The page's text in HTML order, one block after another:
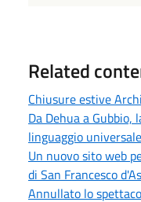
Related
Chiusure estive
Da Dehua a Gubbio,
linguaggio
Un nuovo sito web
di San Francesco
Annullato lo